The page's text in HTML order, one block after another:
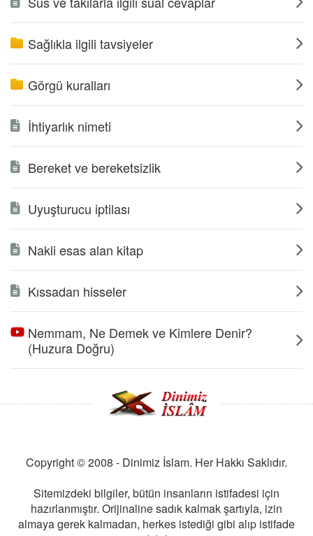
Sağlıkla ilgili tavsiyeler
Görgü kuralları
İhtiyarlık nimeti
Bereket ve bereketsizlik
Uyuşturucu iptilası
Nakli esas alan kitap
Kıssadan hisseler
Nemmam, Ne Demek ve Kimlere Denir?
(Huzura Doğru)
Copyright © 2008 - Dinimiz İslam. Her Hakkı Saklıdır.
Sitemizdeki bilgiler, bütün insanların istifadesi için
hazırlanmıştır. Orijinaline sadık kalmak şartıyla, izin
almaya gerek kalmadan, herkes istediği gibi alıp istifade